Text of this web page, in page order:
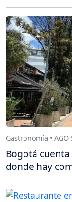
Gastronomía • AGO
Bogotá
donde hay